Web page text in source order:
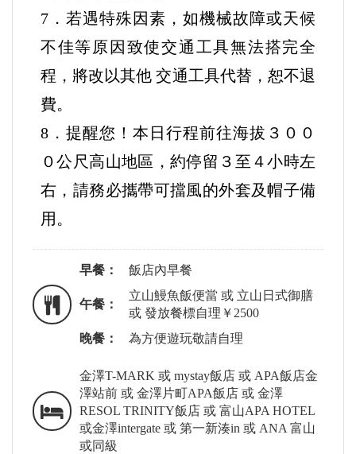
7．若遇特殊因素，如機械故障或天候
不佳等原因致使交通⼯具無法搭完全
程，將改以其他 交通⼯具代替，恕不退
費。
8．提醒您！本⽇⾏程前往海拔３００
０公尺⾼⼭地區，約停留３⾄４⼩時左
右，請務必攜帶可擋風的外套及帽⼦備
⽤。
早餐： 飯店內早餐
午餐：
立山鰻魚飯便當 或 立山日式御膳
或 發放餐標自理￥2500
晚餐：
為方便遊玩敬請自理
金澤T-MARK 或 mystay飯店 或 APA飯店金
澤站前 或 金澤片町APA飯店 或 金澤
RESOL TRINITY飯店 或 富山APA HOTEL
或金澤intergate 或 第一新湊in 或 ANA 富山
或同級